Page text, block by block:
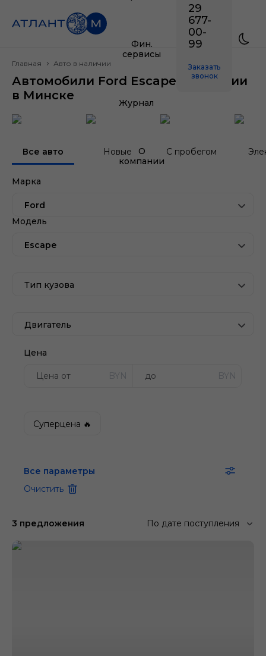
Фин.
сервисы
Журнал
О
компании
29
677-
00-
99
Заказать
звонок
Главная Авто в наличии
Автомобили Ford Escape в наличии
в Минске
Все авто Новые С пробегом
Марка
Ford
Модель
Escape
Тип кузова
Двигатель
Цена
BYN BYN
Суперцена 🔥
Все параметры
Очистить
3 предложения По дате поступления